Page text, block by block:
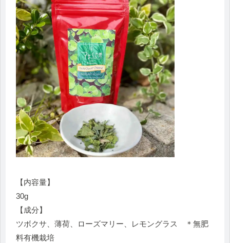
【内容量】
30g
【成分】
ツボクサ、薄荷、ローズマリー、レモングラス ＊無肥
料有機栽培